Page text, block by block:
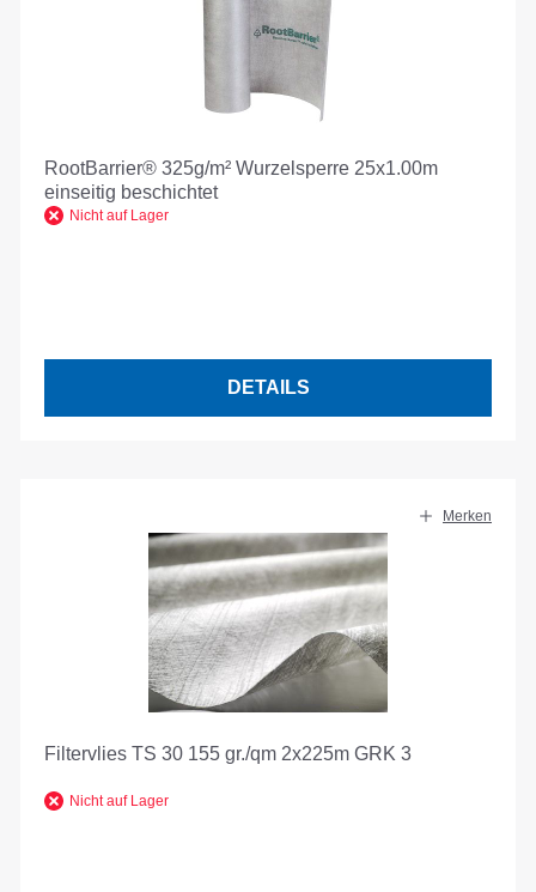
RootBarrier® 325g/m² Wurzelsperre 25x1.00m
einseitig beschichtet
Nicht auf Lager
DETAILS
Merken
Filtervlies TS 30 155 gr./qm 2x225m GRK 3
Nicht auf Lager